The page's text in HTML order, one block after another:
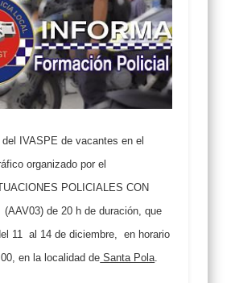
del IVASPE de vacantes en el
organizado por el
POLICIALES CON
(AAV03) de 20 h de duración, que
11 al 14 de diciembre, en horario
, en la localidad de Santa Pola.